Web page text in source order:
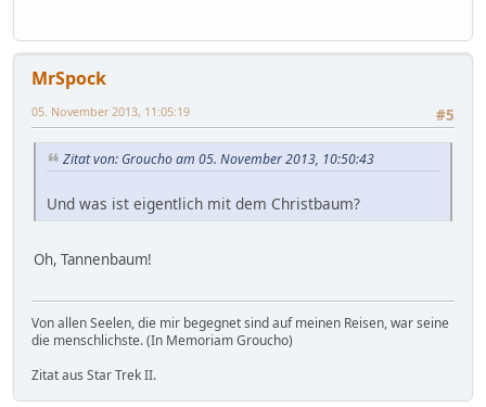
MrSpock
#5
05. November 2013, 11:05:19
Zitat von: Groucho am 05. November 2013, 10:50:43
Und was ist eigentlich mit dem Christbaum?
Oh, Tannenbaum!
Von allen Seelen, die mir begegnet sind auf meinen Reisen, war seine
die menschlichste. (In Memoriam Groucho)
Zitat aus Star Trek II.